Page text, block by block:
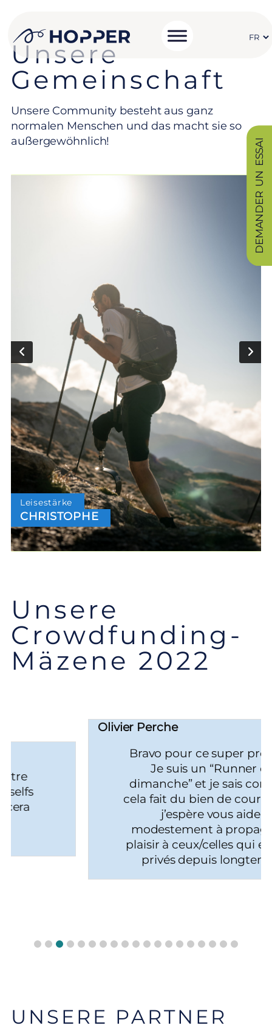
DEMANDER UN ESSAI
Unsere
Gemeinschaft
Unsere Community besteht aus ganz
normalen Menschen und das macht sie so
außergewöhnlich!
Leisestärke
CHRISTOPHE
Unsere
Crowdfunding-
Mäzene 2022
Olivier Perche
Bravo pour ce super projet
Je suis un “Runner du
dimanche” et je sais combien
cela fait du bien de courir…alors
j’espère vous aider
modestement à propager ce
plaisir à ceux/celles qui en sont
privés depuis longtemps.
UNSERE PARTNER